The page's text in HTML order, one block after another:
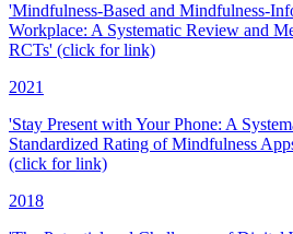
'Mindfulness-Based and Mindfulness-
Workplace: A Systematic Review and
RCTs' (click for link)
2021
'Stay Present with Your Phone: A
Standardized Rating of Mindfulness
(click for link)
2018